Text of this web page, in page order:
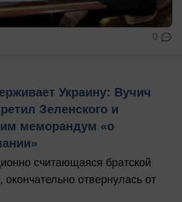
0
Украину: Вучич
Зеленского и
меморандум «о
считающаяся братской
окончательно отвернулась от